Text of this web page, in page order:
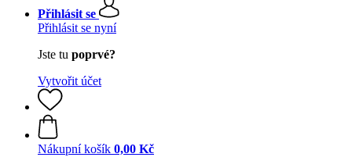
Přihlásit se
Přihlásit se nyní
Jste tu poprvé?
Vytvořit účet
Nákupní košík 0,00 Kč